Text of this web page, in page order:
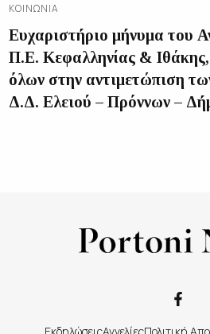
ΚΟΙΝΩΝΊΑ
Ευχαριστήριο μήνυμα του
Π.Ε. Κεφαλληνίας &
όλων στην αντιμετώπιση
Δ.Δ. Ελειού – Πρόννων –
ΕκδηλώσειςΑγγελίεςΠολιτική